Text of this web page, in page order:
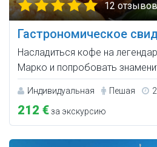
12 отзывов
Гастрономическое
Насладиться кофе на
Марко и попробовать
Индивидуальная Пешая
212 €за экскурсию